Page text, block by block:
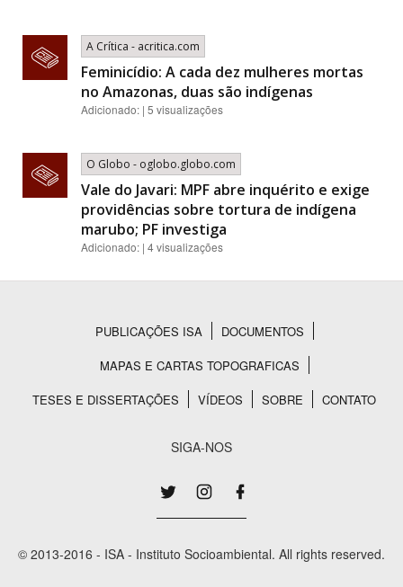
A Crítica - acritica.com
Feminicídio: A cada dez mulheres mortas
no Amazonas, duas são indígenas
Adicionado: | 5 visualizações
O Globo - oglobo.globo.com
Vale do Javari: MPF abre inquérito e exige
providências sobre tortura de indígena
marubo; PF investiga
Adicionado: | 4 visualizações
Rodapé
PUBLICAÇÕES ISA
DOCUMENTOS
MAPAS E CARTAS TOPOGRAFICAS
TESES E DISSERTAÇÕES
VÍDEOS SOBRE CONTATO
SIGA-NOS
© 2013-2016 - ISA - Instituto Socioambiental. All rights reserved.